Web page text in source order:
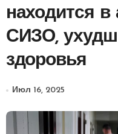
находится в
СИЗО,
здоровья
Июл 16, 2025